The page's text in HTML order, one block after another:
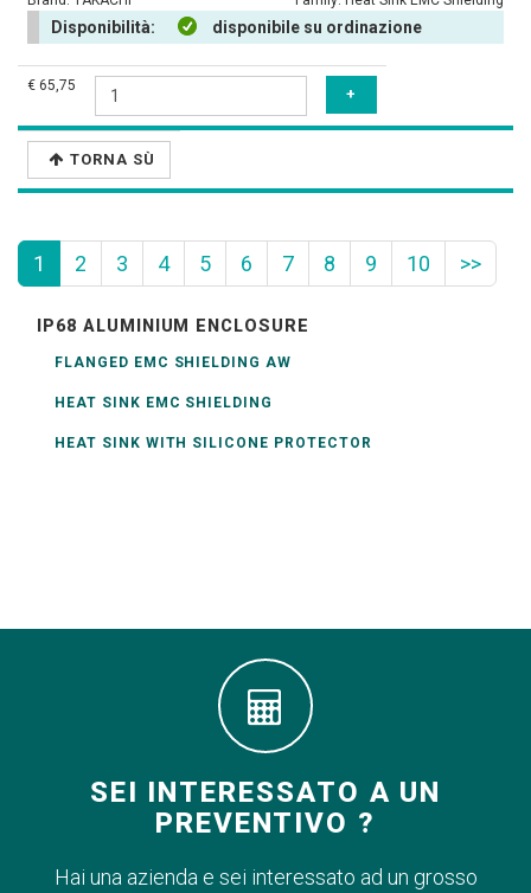
Disponibilità: disponibile su ordinazione
€ 65,75
TORNA SÙ
1 2 3 4 5 6 7 8 9 10 >>
IP68 ALUMINIUM ENCLOSURE
FLANGED EMC SHIELDING AW
HEAT SINK EMC SHIELDING
HEAT SINK WITH SILICONE PROTECTOR
SEI INTERESSATO A UN
PREVENTIVO ?
Hai una azienda e sei interessato ad un grosso